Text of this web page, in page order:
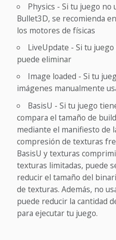
Physics - Si tu juego no
Bullet3D, se recomienda
los motores de físicas
LiveUpdate - Si tu
puede eliminar
Image loaded - Si tu
imágenes manualmente
BasisU - Si tu juego
compara el tamaño de
mediante el manifiesto de
compresión de texturas
BasisU y texturas
texturas limitadas, puede
reducir el tamaño del
de texturas. Además, no
puede reducir la cantidad
para ejecutar tu juego.